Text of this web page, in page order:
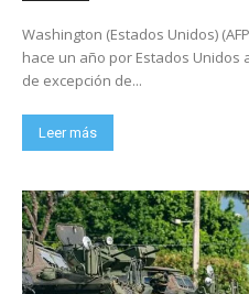
Washington (Estados Unidos)
hace un año por Estados Unidos
de excepción de...
Leer más